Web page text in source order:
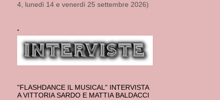
4, lunedì 14 e venerdì 25 settembre 2026)
.
"FLASHDANCE IL MUSICAL" INTERVISTA
A VITTORIA SARDO E MATTIA BALDACCI